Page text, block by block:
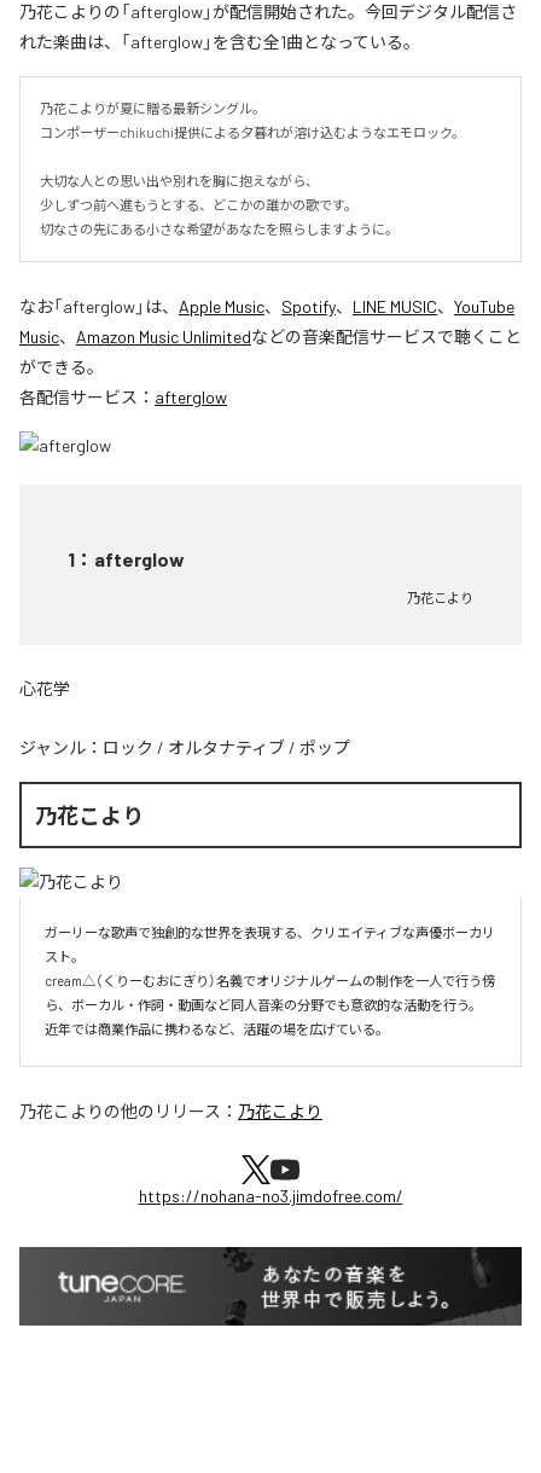
乃花こよりの「afterglow」が配信開始された。今回デジタル配信さ
れた楽曲は、「afterglow」を含む全1曲となっている。
乃花こよりが夏に贈る最新シングル。
コンポーザーchikuchi提供による夕暮れが溶け込むようなエモロック。
大切な人との思い出や別れを胸に抱えながら、
少しずつ前へ進もうとする、どこかの誰かの歌です。
切なさの先にある小さな希望があなたを照らしますように。
なお「afterglow」は、 Apple Music、 Spotify、 LINE MUSIC、 YouTube
Music、 Amazon Music Unlimitedなどの音楽配信サービスで聴くこと
ができる。
各配信サービス： afterglow
1 ： afterglow
乃花こより
心花学
ジャンル： ロック / オルタナティブ / ポップ
乃花こより
ガーリーな歌声で独創的な世界を表現する、クリエイティブな声優ボーカリ
スト。
cream△（くりーむおにぎり）名義でオリジナルゲームの制作を一人で行う傍
ら、ボーカル・作詞・動画など同人音楽の分野でも意欲的な活動を行う。
近年では商業作品に携わるなど、活躍の場を広げている。
乃花こより の他のリリース： 乃花こより
https://nohana-no3.jimdofree.com/